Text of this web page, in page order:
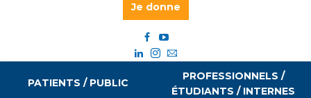
Je donne
PATIENTS / PUBLIC
PROFESSIONNELS /
ÉTUDIANTS / INTERNES